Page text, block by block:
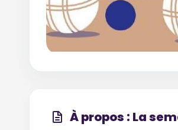
À propos : La